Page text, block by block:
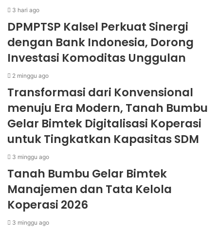
3 hari ago
DPMPTSP Kalsel Perkuat Sinergi
dengan Bank Indonesia, Dorong
Investasi Komoditas Unggulan
2 minggu ago
Transformasi dari Konvensional
menuju Era Modern, Tanah Bumbu
Gelar Bimtek Digitalisasi Koperasi
untuk Tingkatkan Kapasitas SDM
3 minggu ago
Tanah Bumbu Gelar Bimtek
Manajemen dan Tata Kelola
Koperasi 2026
3 minggu ago